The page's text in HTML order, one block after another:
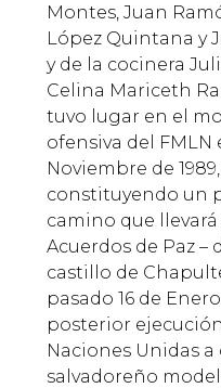
Montes, Juan
López Quintana y
y de la cocinera
Celina Mariceth
tuvo lugar en el
ofensiva del FMLN
Noviembre de
constituyendo un
camino que
Acuerdos de Paz –
castillo de
pasado 16 de
posterior
Naciones Unidas a
salvadoreño